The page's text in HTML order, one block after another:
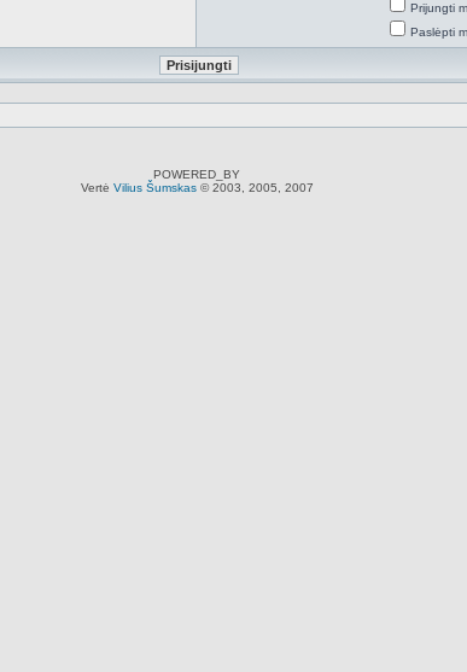
Prijungti
Paslėpti
POWERED_BY
Vertė Vilius Šumskas© 2003, 2005, 2007